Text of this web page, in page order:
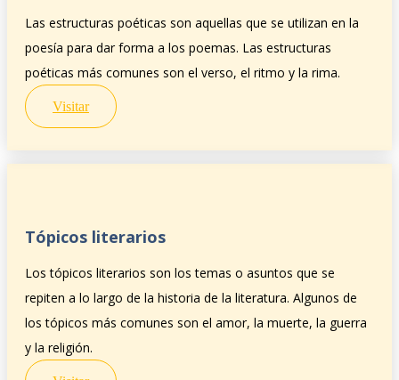
Las estructuras poéticas son aquellas que se utilizan en la
poesía para dar forma a los poemas. Las estructuras
poéticas más comunes son el verso, el ritmo y la rima.
Visitar
Tópicos literarios
Los tópicos literarios son los temas o asuntos que se
repiten a lo largo de la historia de la literatura. Algunos de
los tópicos más comunes son el amor, la muerte, la guerra
y la religión.